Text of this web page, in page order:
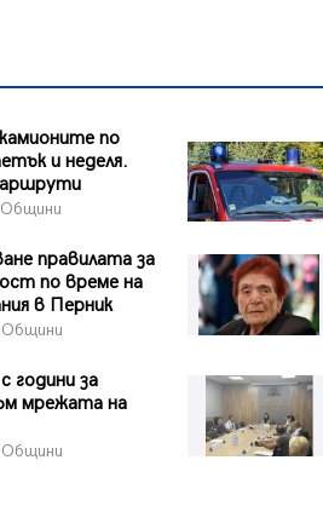
по
и неделя.
правилата за
по време на
в Перник
години за
мрежата на